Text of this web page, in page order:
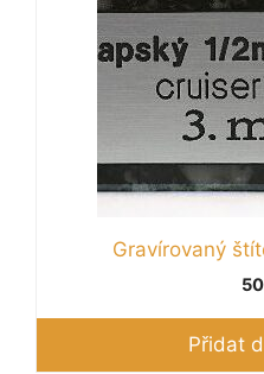
Gravírovaný
50
Přidat